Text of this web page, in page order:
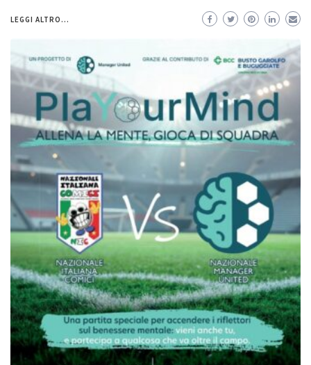
LEGGI ALTRO...